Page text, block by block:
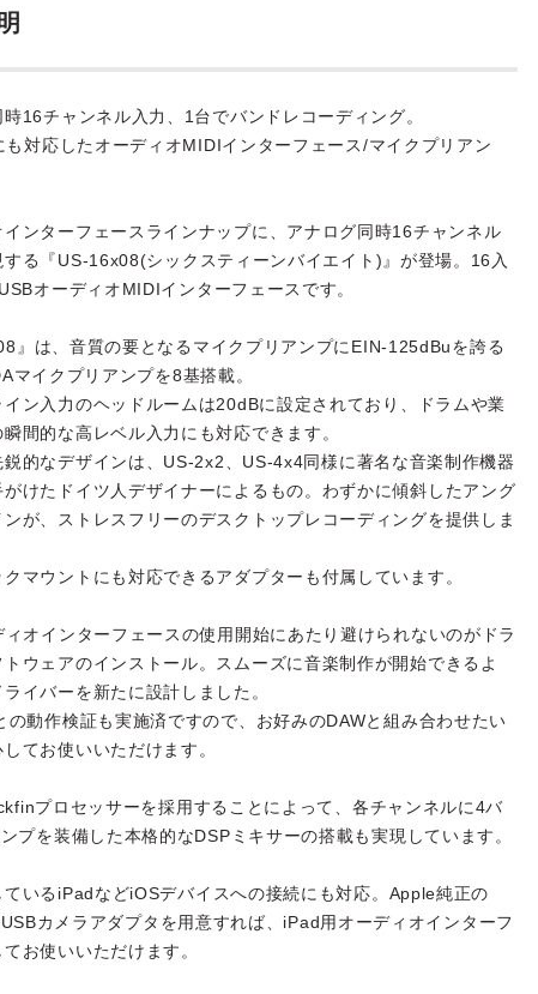
時16チャンネル入力、1台でバンドレコーディング。
も対応したオーディオMIDIインターフェース/マイクプリアン
インターフェースラインナップに、アナログ同時16チャンネル
する『US-16x08(シックスティーンバイエイト)』が登場。16入
オーディオMIDIインターフェースです。
』は、音質の要となるマイクプリアンプにEIN-125dBuを誇る
マイクプリアンプを8基搭載。
イン入力のヘッドルームは20dBに設定されており、ドラムや業
間的な高レベル入力にも対応できます。
鋭的なデザインは、US-2x2、US-4x4同様に著名な音楽制作機器
がけたドイツ人デザイナーによるもの。わずかに傾斜したアング
ンが、ストレスフリーのデスクトップレコーディングを提供しま
クマウントにも対応できるアダプターも付属しています。
ィオインターフェースの使用開始にあたり避けられないのがドラ
トウェアのインストール。スムーズに音楽制作が開始できるよ
イバーを新たに設計しました。
の動作検証も実施済ですので、お好みのDAWと組み合わせたい
てお使いいただけます。
プロセッサーを採用することによって、各チャンネルに4バ
プを装備した本格的なDSPミキサーの搭載も実現しています。
ているiPadなどiOSデバイスへの接続にも対応。Apple純正の
カメラアダプタを用意すれば、iPad用オーディオインターフ
お使いいただけます。